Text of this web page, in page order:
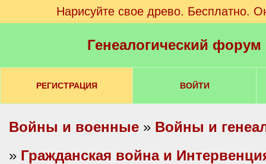
Нарисуйте свое древо. Бесплатно.
Генеалогический
РЕГИСТРАЦИЯ ВОЙТИ
Войны и военные » Войны и
» Гражданская война и